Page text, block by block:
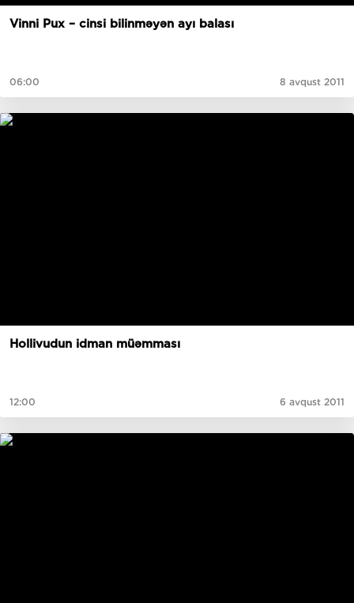
Vinni Pux – cinsi bilinməyən ayı balası
06:00 8 avqust 2011
Hollivudun idman müəmması
12:00 6 avqust 2011